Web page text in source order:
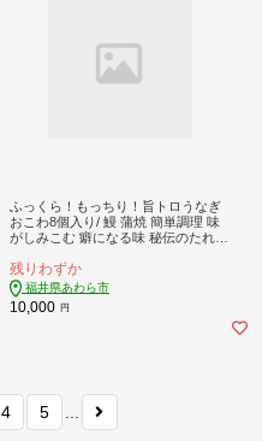
ふっくら！もっちり！旨トロうなぎ
おこわ8個入り/ 鰻 蒲焼 簡単調理 味
がしみこむ 癖になる味 秘伝のたれ
残りわずか
福井県あわら市
10,000 円
4 5